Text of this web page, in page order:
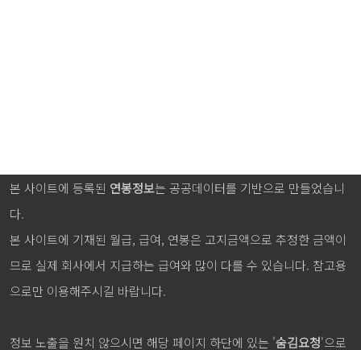
본 사이트에 등록된 연봉정보는 공공데이터를 기반으로 만들었습니
다.
본 사이트에 기재된 월급, 급여, 연봉은 고지금액으로 추정한 금액이
므로 실제 회사에서 지급하는 급여와 많이 다를 수 있습니다. 참고용
으로만 이용해주시길 바랍니다.
정보 노출을 원치 않으시면 해당 페이지 하단에 있는 '숨김요청'으로